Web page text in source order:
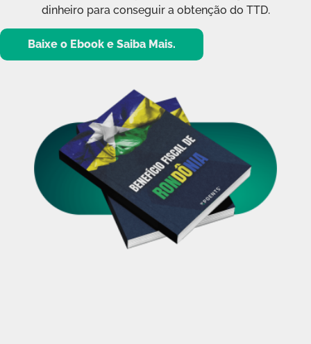
dinheiro para conseguir a obtenção do TTD.
Baixe o Ebook e Saiba Mais.